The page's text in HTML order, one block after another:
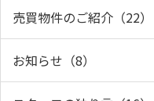
売買物件のご紹介（22）
お知らせ（8）